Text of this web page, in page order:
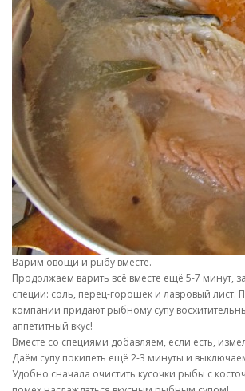
Варим овощи и рыбу вместе.
Продолжаем варить всё вместе ещё 5-7 минут,
специи: соль, перец-горошек и лавровый лист.
компании придают рыбному супу
аппетитный вкус!
Вместе со специями добавляем, если есть,
Даём супу покипеть ещё 2-3 минуты и
Удобно сначала очистить кусочки рыбы с